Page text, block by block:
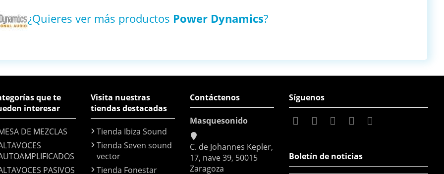
¿Quieres ver más productos Power Dynamics?
que te
interesar
DE MEZCLAS
PASIVOS
Visita nuestras
tiendas destacadas
Tienda Ibiza Sound
Tienda Seven sound
vector
Tienda Fonestar
Contáctenos
Masquesonido
C. de Johannes Kepler,
17, nave 39, 50015
Zaragoza
Síguenos
Boletín de noticias